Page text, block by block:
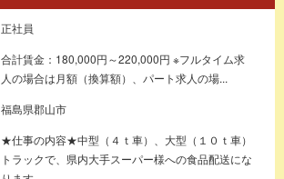
正社員
合計賃金：180,000円～220,000円 ※フルタイム求
人の場合は月額（換算額）、パート求人の場...
福島県郡山市
★仕事の内容★中型（４ｔ車）、大型（１０ｔ車）
トラックで、県内大手スーパー様への食品配送にな